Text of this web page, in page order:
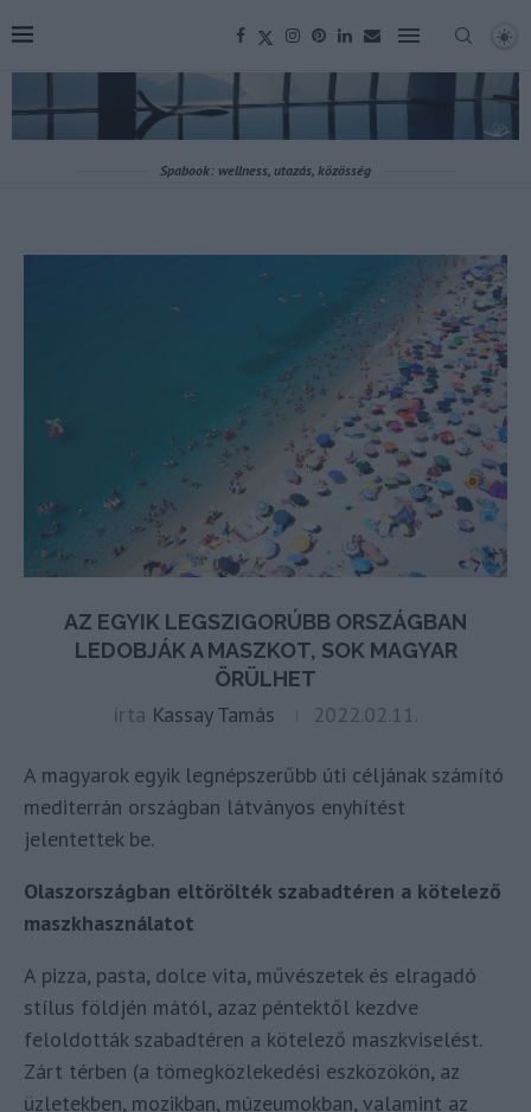
Spabook: wellness, utazás, közösség
AZ EGYIK LEGSZIGORÚBB ORSZÁGBAN
LEDOBJÁK A MASZKOT, SOK MAGYAR
ÖRÜLHET
írta Kassay Tamás 2022.02.11.
A magyarok egyik legnépszerűbb úti céljának számító
mediterrán országban látványos enyhítést
jelentettek be.
Olaszországban eltörölték szabadtéren a kötelező
maszkhasználatot
A pizza, pasta, dolce vita, művészetek és elragadó
stílus földjén mától, azaz péntektől kezdve
feloldották szabadtéren a kötelező maszkviselést.
Zárt térben (a tömegközlekedési eszközökön, az
üzletekben, mozikban, múzeumokban, valamint az